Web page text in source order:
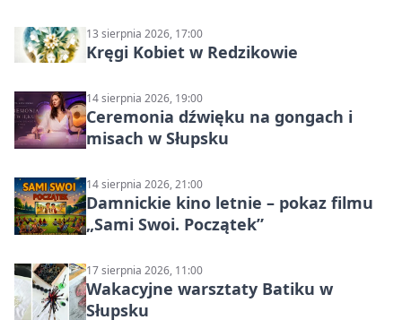
13 sierpnia 2026, 17:00
Kręgi Kobiet w Redzikowie
14 sierpnia 2026, 19:00
Ceremonia dźwięku na gongach i
misach w Słupsku
14 sierpnia 2026, 21:00
Damnickie kino letnie – pokaz filmu
„Sami Swoi. Początek”
17 sierpnia 2026, 11:00
Wakacyjne warsztaty Batiku w
Słupsku